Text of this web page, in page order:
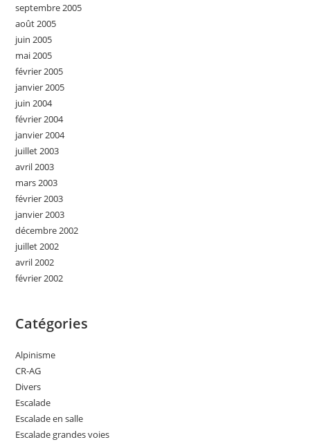
septembre 2005
août 2005
juin 2005
mai 2005
février 2005
janvier 2005
juin 2004
février 2004
janvier 2004
juillet 2003
avril 2003
mars 2003
février 2003
janvier 2003
décembre 2002
juillet 2002
avril 2002
février 2002
Catégories
Alpinisme
CR-AG
Divers
Escalade
Escalade en salle
Escalade grandes voies